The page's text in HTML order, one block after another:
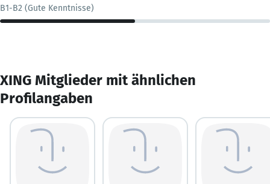
B1-B2 (Gute Kenntnisse)
XING Mitglieder mit ähnlichen
Profilangaben